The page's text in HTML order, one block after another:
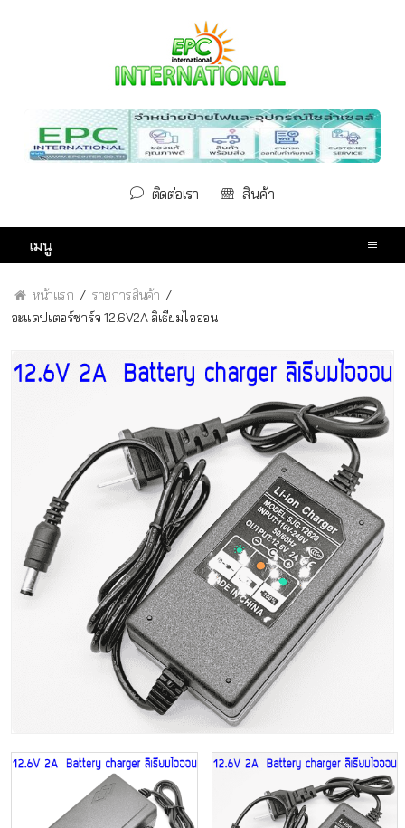
ติดต่อเรา สินค้า
เมนู
หน้าแรก รายการสินค้า
อะแดปเตอร์ชาร์จ 12.6V2A ลิเธียมไอออน